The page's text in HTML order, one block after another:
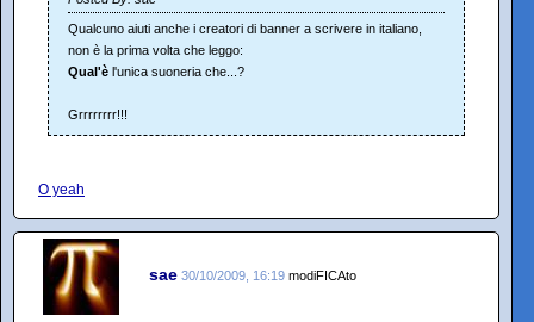
Qualcuno aiuti anche i creatori di banner a scrivere in italiano,
non è la prima volta che leggo:
Qual'è l'unica suoneria che...?
Grrrrrrrr!!!
O yeah
sae 30/10/2009, 16:19 modiFICAto